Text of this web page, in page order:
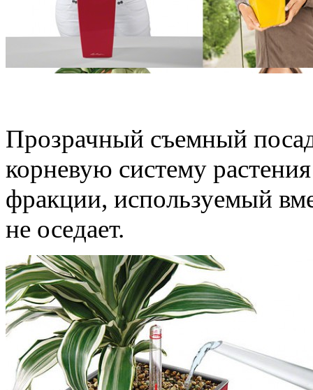
Прозрачный съемный
корневую систему
фракции, используемый
не оседает.